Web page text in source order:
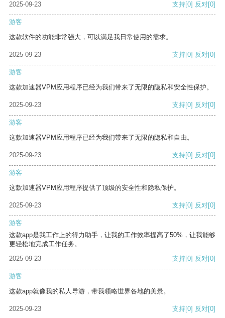
2025-09-23 支持[0] 反对[0]
游客
这款软件的功能非常强大，可以满足我日常使用的需求。
2025-09-23 支持[0] 反对[0]
游客
这款加速器VPM应用程序已经为我们带来了无限的隐私和安全性保护。
2025-09-23 支持[0] 反对[0]
游客
这款加速器VPM应用程序已经为我们带来了无限的隐私和自由。
2025-09-23 支持[0] 反对[0]
游客
这款加速器VPM应用程序提供了顶级的安全性和隐私保护。
2025-09-23 支持[0] 反对[0]
游客
这款app是我工作上的得力助手，让我的工作效率提高了50%，让我能够
更轻松地完成工作任务。
2025-09-23
支持[0] 反对[0]
游客
这款app就像我的私人导游，带我领略世界各地的美景。
2025-09-23 支持[0] 反对[0]